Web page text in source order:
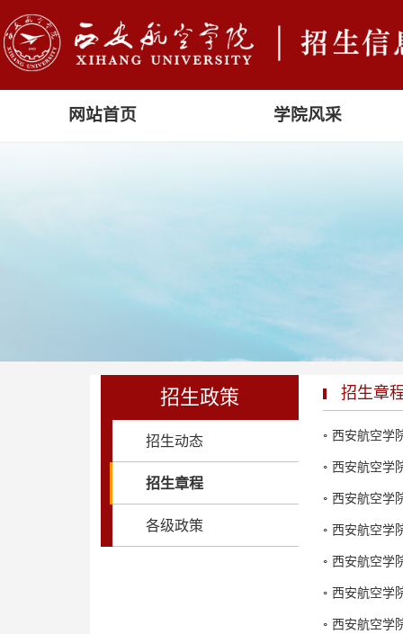
网站首页 学院风采
招生政策
招生动态
招生章程
各级政策
招生章
西安航空学
西安航空学
西安航空学
西安航空学
西安航空学
西安航空学
西安航空学